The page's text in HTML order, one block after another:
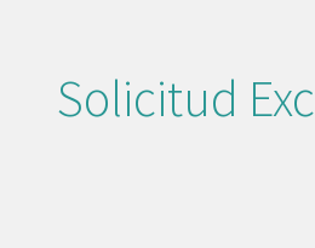
Solicitud